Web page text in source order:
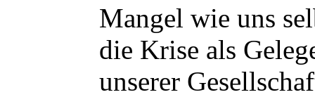
Mangel wie uns
die Krise als
unserer